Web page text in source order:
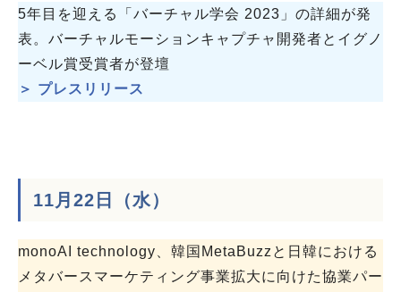
5年目を迎える「バーチャル学会 2023」の詳細が発
表。バーチャルモーションキャプチャ開発者とイグノ
ーベル賞受賞者が登壇
＞ プレスリリース
11月22日（水）
monoAI technology、韓国MetaBuzzと日韓における
メタバースマーケティング事業拡大に向けた協業パー